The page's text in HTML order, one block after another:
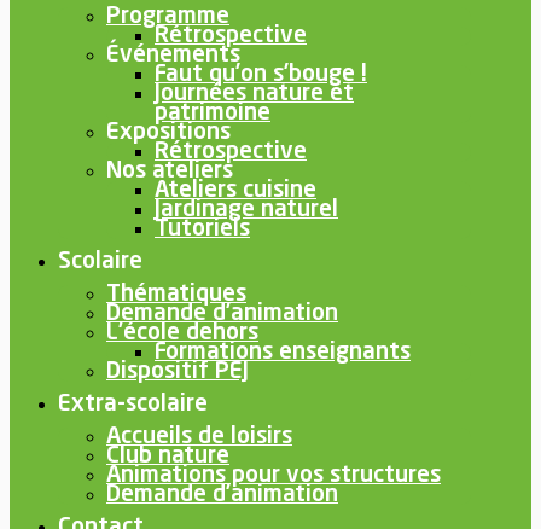
Programme
Rétrospective
Événements
Faut qu’on s’bouge !
Journées nature et
patrimoine
Expositions
Rétrospective
Nos ateliers
Ateliers cuisine
Jardinage naturel
Tutoriels
Scolaire
Thématiques
Demande d’animation
L’école dehors
Formations enseignants
Dispositif PEJ
Extra-scolaire
Accueils de loisirs
Club nature
Animations pour vos structures
Demande d’animation